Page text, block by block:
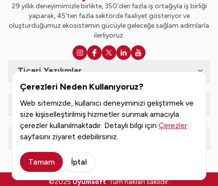
Çerezleri Neden Kullanıyoruz?
Web sitemizde, kullanıcı deneyiminizi geliştirmek ve
size kişiselleştirilmiş hizmetler sunmak amacıyla
çerezler kullanılmaktadır. Detaylı bilgi için Çerezler
sayfasını ziyaret edebilirsiniz.
Tamam İptal
29 yıllık deneyimimizle birlikte, 350'den fazla iş ortağıyla iş birliği
yaparak, 45'ten fazla sektörde faaliyet gösteriyor ve
oluşturduğumuz ekosistemin gücüyle geleceğe sağlam adımlarla
ilerliyoruz.
Ticari Yazılımlar
e-Dönüşüm Hizmetleri
Kaynaklar
©2025Uyumsoft. Tüm hakları saklıdır.